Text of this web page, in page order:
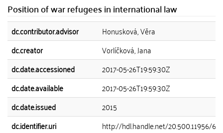
Position of war refugees in international law
dc.contributor.advisor
Honusková, Věra
dc.creator
Vorlíčková, Jana
dc.date.accessioned
2017-05-26T19:59:30Z
dc.date.available
2017-05-26T19:59:30Z
dc.date.issued
2015
dc.identifier.uri
http://hdl.handle.net/20.500.11956/